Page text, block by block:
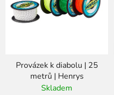
Provázek k diabolu | 25
metrů | Henrys
Skladem